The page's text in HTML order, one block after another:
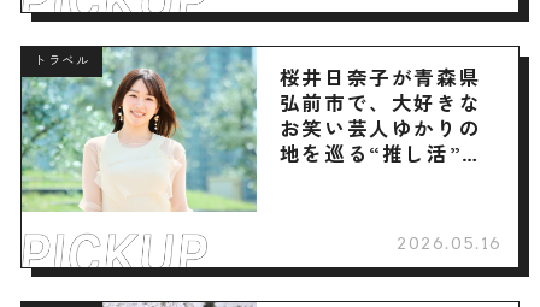
トラベル
桜井日奈子が青森県
弘前市で、大好きな
お笑い芸人ゆかりの
地を巡る“推し活”旅
2026.05.16